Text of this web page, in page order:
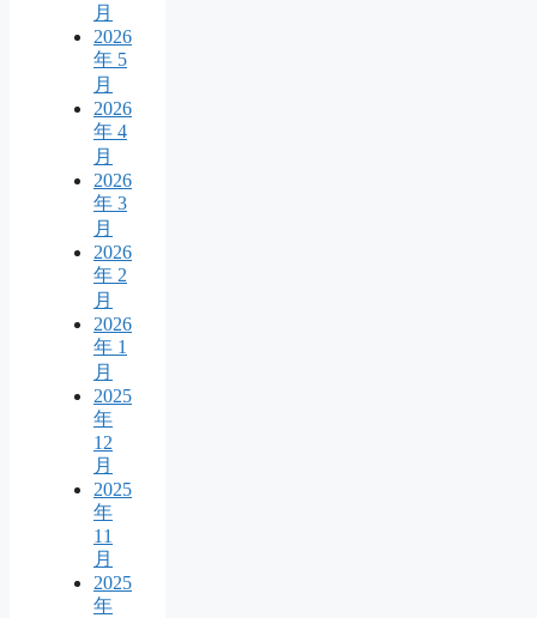
月
2026
年 5
月
2026
年 4
月
2026
年 3
月
2026
年 2
月
2026
年 1
月
2025
年
12
月
2025
年
11
月
2025
年